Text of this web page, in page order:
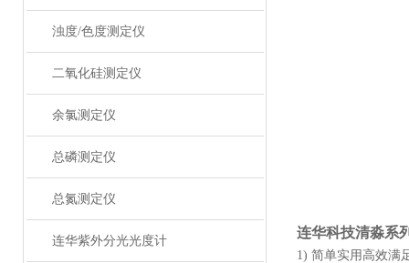
浊度/色度测定仪
二氧化硅测定仪
余氯测定仪
总磷测定仪
总氮测定仪
连华紫外分光光度计
连华科技清淼系
1) 简单实用高效满